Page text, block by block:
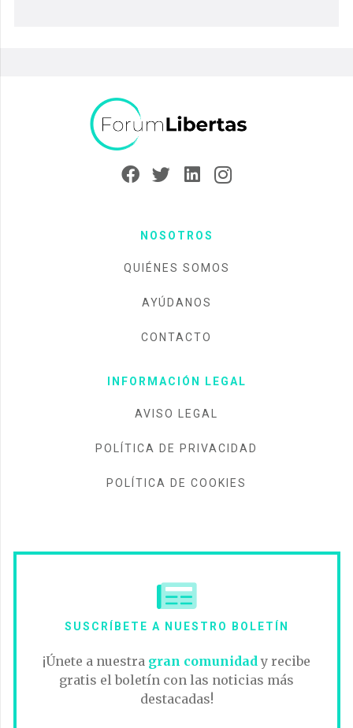
NOSOTROS
QUIÉNES SOMOS
AYÚDANOS
CONTACTO
INFORMACIÓN LEGAL
AVISO LEGAL
POLÍTICA DE PRIVACIDAD
POLÍTICA DE COOKIES
SUSCRÍBETE A NUESTRO BOLETÍN
¡Únete a nuestra gran comunidady recibe
gratis el boletín con las noticias más
destacadas!